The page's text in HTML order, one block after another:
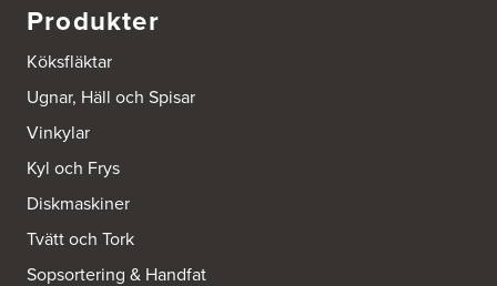
Industrigatan 18
Tel.:364404030
Ballingslöv Länna
Lignellsväg 3
136 49 Vega
Tel.:0046-87454450
http://www.ballingslov.se
Ballingslöv Mölndal
Produkter
Köksfläktar
Ugnar, Häll och Spisar
Vinkylar
Kyl och Frys
Diskmaskiner
Tvätt och Tork
Sopsortering & Handfat